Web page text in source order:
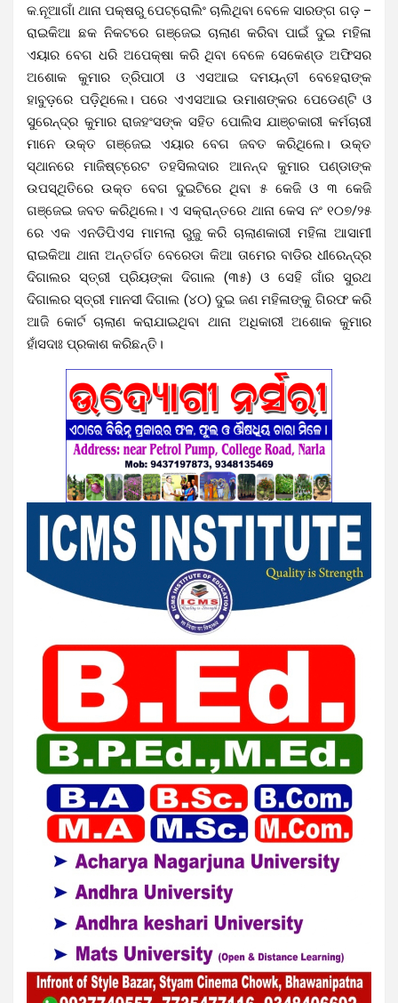
କ.ନୂଆଗାଁ ଥାନା ପକ୍ଷରୁ ପେଟ୍ରୋଲିଂ ଚାଲିଥିବା ବେଳେ ସାରଙ୍ଗ ଗଡ଼ –
ରାଇକିଆ ଛକ ନିକଟରେ ଗଞ୍ଜେଇ ଚାଲାଣ କରିବା ପାଇଁ ଦୁଇ ମହିଳା
ଏୟାର ବେଗ ଧରି ଅପେକ୍ଷା କରି ଥିବା ବେଳେ ସେକେଣ୍ଡ ଅଫିସର
ଅଶୋକ କୁମାର ତ୍ରିପାଠୀ ଓ ଏସଆଇ ଦମୟନ୍ତୀ ବେହେରାଙ୍କ
ହାବୁଡ଼ରେ ପଡ଼ିଥିଲେ। ପରେ ଏଏସଆଇ ଉମାଶଙ୍କର ପେଡେଣ୍ଟି ଓ
ସୁରେନ୍ଦ୍ର କୁମାର ରାଜହଂସଙ୍କ ସହିତ ପୋଲିସ ଯାଞ୍ଚକାରୀ କର୍ମଚାରୀ
ମାନେ ଉକ୍ତ ଗଞ୍ଜେଇ ଏୟାର ବେଗ ଜବତ କରିଥିଲେ। ଉକ୍ତ
ସ୍ଥାନରେ ମାଜିଷ୍ଟ୍ରେଟ ତହସିଲଦାର ଆନନ୍ଦ କୁମାର ପଣ୍ଡାଙ୍କ
ଉପସ୍ଥିତିରେ ଉକ୍ତ ବେଗ ଦୁଇଟିରେ ଥିବା ୫ କେଜି ଓ ୩ କେଜି
ଗଞ୍ଜେଇ ଜବତ କରିଥିଲେ। ଏ ସକ୍ରାନ୍ତରେ ଥାନା କେସ ନଂ ୧୦୭/୨୫
ରେ ଏକ ଏନଡିପିଏସ ମାମଲା ରୁଜୁ କରି ଚାଲାଣକାରୀ ମହିଳା ଆସାମୀ
ରାଇକିଆ ଥାନା ଅନ୍ତର୍ଗତ ବେରେଡା କିଆ ତାମେର ବାଡିର ଧୀରେନ୍ଦ୍ର
ଦିଗାଲର ସ୍ତ୍ରୀ ପ୍ରିୟଙ୍କା ଦିଗାଲ (୩୫) ଓ ସେହି ଗାଁର ସୁରଥ
ଦିଗାଲର ସ୍ତ୍ରୀ ମାନସୀ ଦିଗାଲ (୪୦) ଦୁଇ ଜଣ ମହିଳାଙ୍କୁ ଗିରଫ କରି
ଆଜି କୋର୍ଟ ଚାଲାଣ କରାଯାଇଥିବା ଥାନା ଅଧିକାରୀ ଅଶୋକ କୁମାର
ହାଁସଦାଃ ପ୍ରକାଶ କରିଛନ୍ତି।